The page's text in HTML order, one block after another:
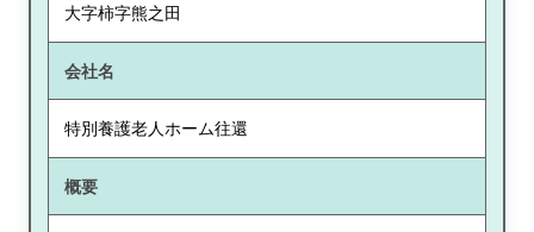
大字柿字熊之田
会社名
特別養護老人ホーム往還
概要